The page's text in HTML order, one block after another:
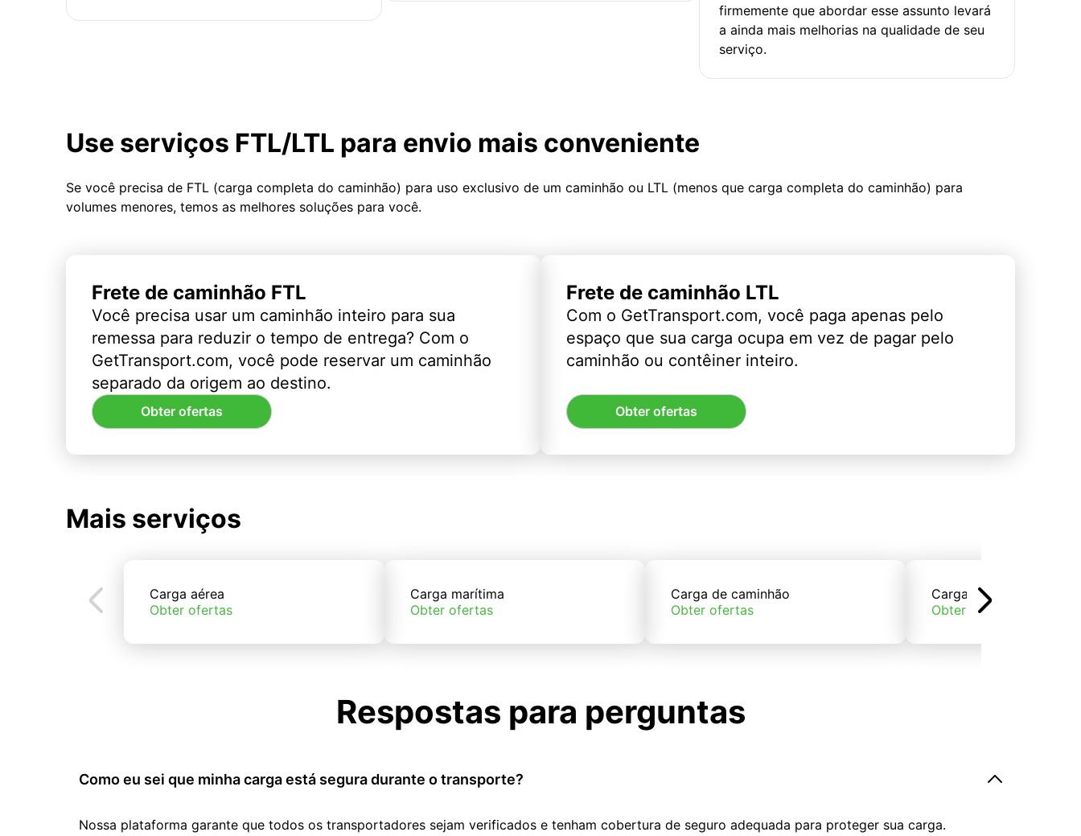
firmemente que abordar esse assunto levará
a ainda mais melhorias na qualidade de seu
serviço.
Use serviços FTL/LTL para envio mais conveniente
Se você precisa de FTL (carga completa do caminhão) para uso exclusivo de um caminhão ou LTL (menos que carga completa do caminhão) para
volumes menores, temos as melhores soluções para você.
Frete de caminhão FTL
Você precisa usar um caminhão inteiro para sua
remessa para reduzir o tempo de entrega? Com o
GetTransport.com, você pode reservar um caminhão
separado da origem ao destino.
Obter ofertas
Frete de caminhão LTL
Com o GetTransport.com, você paga apenas pelo
espaço que sua carga ocupa em vez de pagar pelo
caminhão ou contêiner inteiro.
Obter ofertas
Mais serviços
Carga aérea
Obter ofertas
Carga marítima
Obter ofertas
Carga de caminhão
Obter ofertas
Carga de trem
Obter ofertas
Respostas para perguntas
Como eu sei que minha carga está segura durante o transporte?
Nossa plataforma garante que todos os transportadores sejam verificados e tenham cobertura de seguro adequada para proteger sua carga.